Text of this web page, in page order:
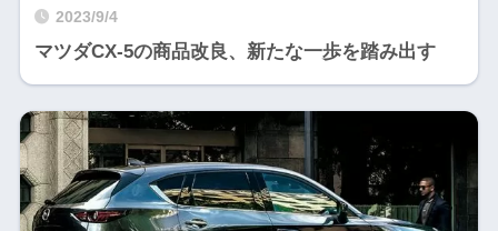
2023/9/4
マツダCX-5の商品改良、新たな一歩を踏み出す